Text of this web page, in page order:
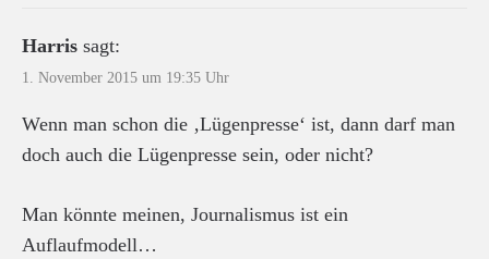
Harris sagt:
1. November 2015 um 19:35 Uhr
Wenn man schon die ‚Lügenpresse‘ ist, dann darf man
doch auch die Lügenpresse sein, oder nicht?
Man könnte meinen, Journalismus ist ein
Auflaufmodell…